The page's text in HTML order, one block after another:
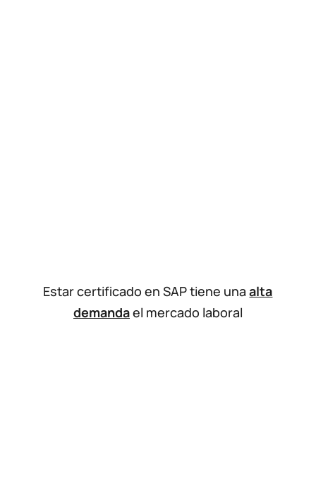
Estar certificado en SAP tiene unaalta
demandael mercado laboral